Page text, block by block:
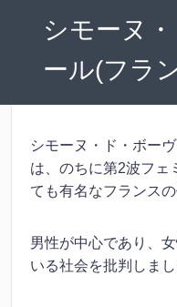
シモーヌ
ール(フラ
シモーヌ・ド・ボー
は、のちに第2波フェ
ても有名なフランスの
男性が中心であり、
いる社会を批判しまし